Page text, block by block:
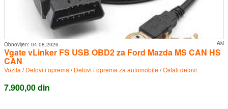
Aki
Obnovljen: 04.08.2026.
Vgate vLinker FS USB OBD2 za Ford Mazda MS CAN HS
CAN
Vozila /Delovi i oprema /Delovi i oprema za automobile/Ostali delovi
7.900,00 din